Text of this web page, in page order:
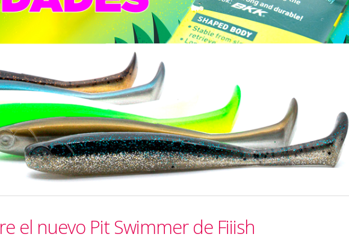
el nuevo Pit Swimmer de Fiiish